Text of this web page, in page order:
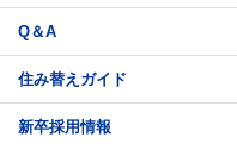
法人営業センター紹介
鑑定センター紹介
Q＆A
住み替えガイド
価格査定
購入のスケジュール
新卒採用情報